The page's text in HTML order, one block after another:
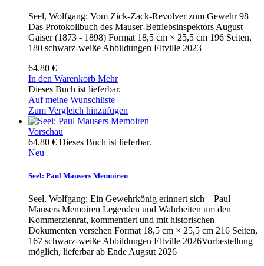
Seel, Wolfgang: Vom Zick-Zack-Revolver zum Gewehr 98
Das Protokollbuch des Mauser-Betriebsinspektors August
Gaiser (1873 - 1898) Format 18,5 cm × 25,5 cm 196 Seiten,
180 schwarz-weiße Abbildungen Eltville 2023
64.80 €
In den Warenkorb Mehr
Dieses Buch ist lieferbar.
Auf meine Wunschliste
Zum Vergleich hinzufügen
Vorschau
64.80 € Dieses Buch ist lieferbar.
Neu
Seel: Paul Mausers Memoiren
Seel, Wolfgang: Ein Gewehrkönig erinnert sich – Paul
Mausers Memoiren Legenden und Wahrheiten um den
Kommerzienrat, kommentiert und mit historischen
Dokumenten versehen Format 18,5 cm × 25,5 cm 216 Seiten,
167 schwarz-weiße Abbildungen Eltville 2026Vorbestellung
möglich, lieferbar ab Ende Augsut 2026